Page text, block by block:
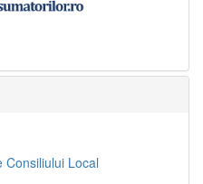
Consiliului Local